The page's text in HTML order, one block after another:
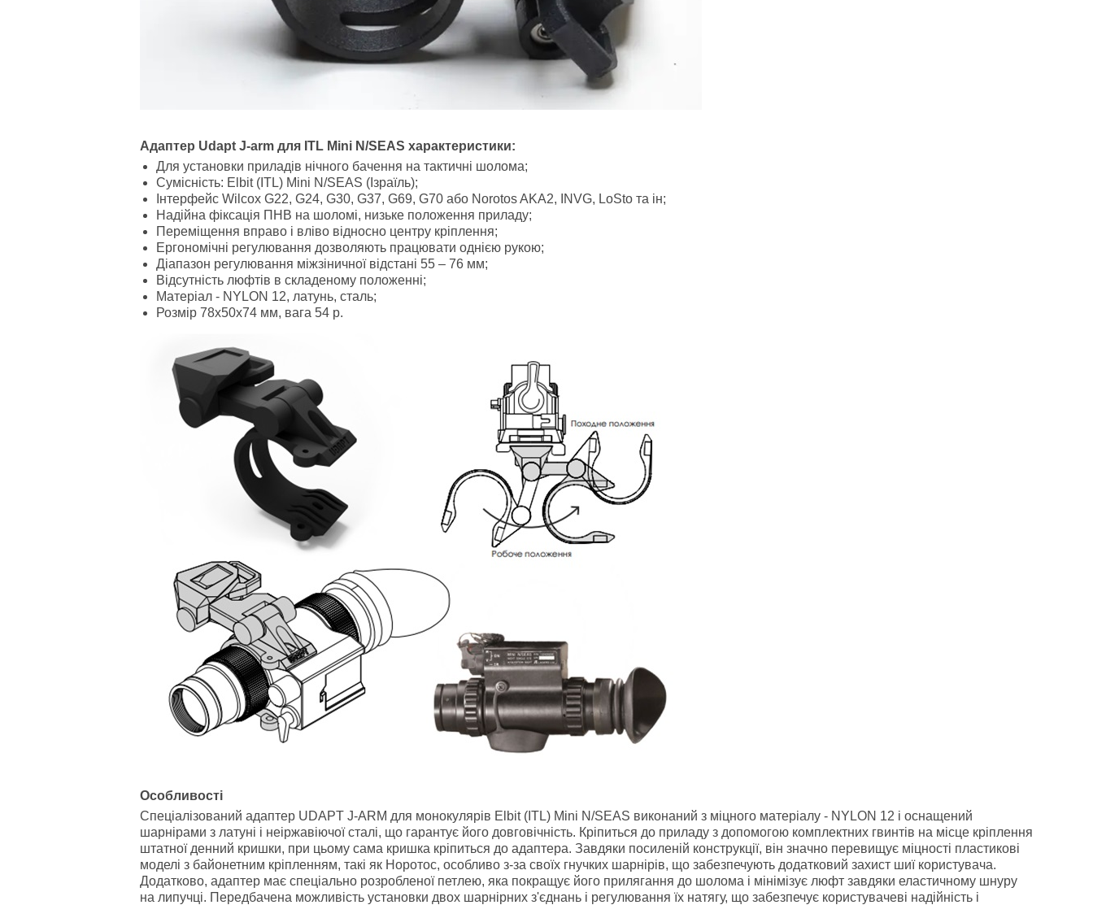
Адаптер Udapt J-arm для ITL Mini N/SEAS характеристики:
Для установки приладів нічного бачення на тактичні шолома;
Сумісність: Elbit (ITL) Mini N/SEAS (Ізраїль);
Інтерфейс Wilcox G22, G24, G30, G37, G69, G70 або Norotos AKA2, INVG, LoSto та ін;
Надійна фіксація ПНВ на шоломі, низьке положення приладу;
Переміщення вправо і вліво відносно центру кріплення;
Ергономічні регулювання дозволяють працювати однією рукою;
Діапазон регулювання міжзіничної відстані 55 – 76 мм;
Відсутність люфтів в складеному положенні;
Матеріал - NYLON 12, латунь, сталь;
Розмір 78х50х74 мм, вага 54 р.
Особливості
Спеціалізований адаптер UDAPT J-ARM для монокулярів Elbit (ITL) Mini N/SEAS виконаний з міцного матеріалу - NYLON 12 і оснащений
шарнірами з латуні і неіржавіючої сталі, що гарантує його довговічність. Кріпиться до приладу з допомогою комплектних гвинтів на місце кріплення
штатної денний кришки, при цьому сама кришка кріпиться до адаптера. Завдяки посиленій конструкції, він значно перевищує міцності пластикові
моделі з байонетним кріпленням, такі як Норотос, особливо з-за своїх гнучких шарнірів, що забезпечують додатковий захист шиї користувача.
Додатково, адаптер має спеціально розробленої петлею, яка покращує його прилягання до шолома і мінімізує люфт завдяки еластичному шнуру
на липучці. Передбачена можливість установки двох шарнірних з'єднань і регулювання їх натягу, що забезпечує користувачеві надійність і